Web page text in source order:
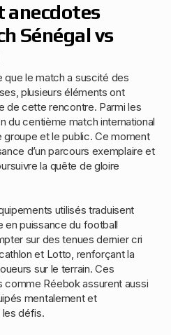
anecdotes
Sénégal vs
que le match a suscité des
plusieurs éléments ont
de cette rencontre. Parmi les
du centième match international
groupe et le public. Ce moment
d’un parcours exemplaire et
la quête de gloire
utilisés traduisent
puissance du football
sur des tenues dernier cri
et Lotto, renforçant la
sur le terrain. Ces
Réebok assurent aussi
mentalement et
défis.